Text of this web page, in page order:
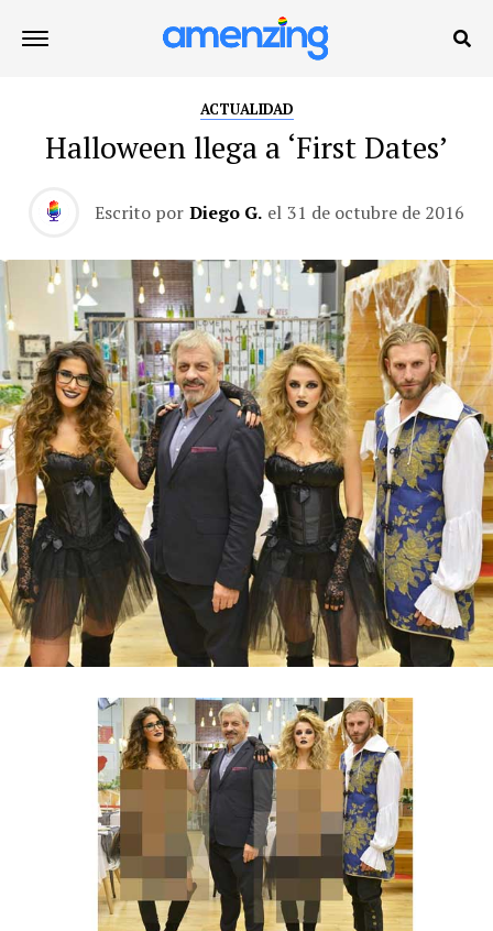
ACTUALIDAD
Halloween llega a ‘First Dates’
Escrito por Diego G. el 31 de octubre de 2016